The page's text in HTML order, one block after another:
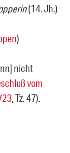
(14. Jh.)
)
nicht
vom
23 , Tz. 47).